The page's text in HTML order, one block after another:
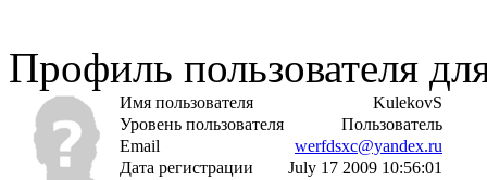
Профиль пользователя
Имя пользователя
KulekovS
Уровень пользователя
Пользователь
Email
werfdsxc@yandex.ru
Дата регистрации
July 17 2009 10:56:01